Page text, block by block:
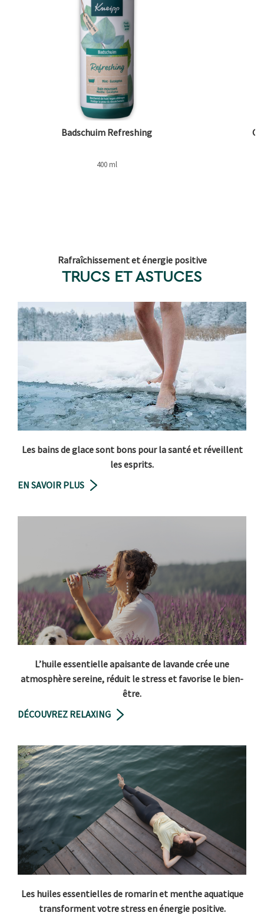
Badschuim Refreshing
400 ml
Rafraîchissement et énergie positive
TRUCS ET ASTUCES
Les bains de glace sont bons pour la santé et réveillent
les esprits.
EN SAVOIR PLUS
L’huile essentielle apaisante de lavande crée une
atmosphère sereine, réduit le stress et favorise le bien-
être.
DÉCOUVREZ RELAXING
Les huiles essentielles de romarin et menthe aquatique
transforment votre stress en énergie positive.